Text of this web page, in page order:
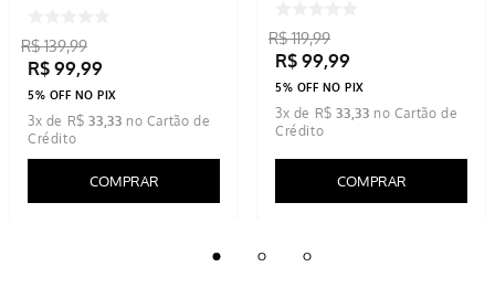
R$ 139,99
R$ 99,99
5% OFF NO PIX
3x de R$ 33 ,33
COMPRAR
R$ 119,99
R$ 99,99
5% OFF NO PIX
3x de R$ 33 ,33
COMPRAR